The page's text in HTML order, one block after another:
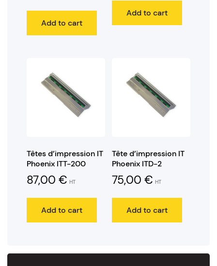
Add to cart
Add to cart
Têtes d’impression IT
Phoenix ITT-200
87,00 € HT
Add to cart
Tête d’impression IT
Phoenix ITD-2
75,00 € HT
Add to cart